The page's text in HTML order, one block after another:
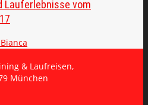
Lauferlebnisse vom
& Laufreisen,
München